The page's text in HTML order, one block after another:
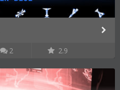
2 2.9